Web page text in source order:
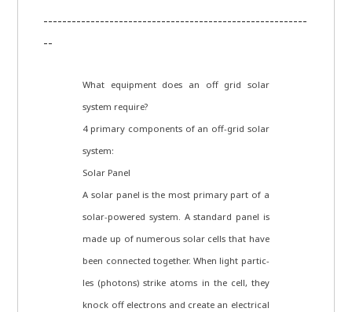
--------------------------------------------------------
--
What equip­ment does an off grid solar
system require?
4 pri­ma­ry com­pon­ents of an off-grid solar
system:
Solar Panel
A solar panel is the most pri­ma­ry part of a
solar-powered system. A stan­dard panel is
made up of num­e­rous solar cells that have
been con­nec­ted tog­e­ther. When light par­tic­
les (pho­tons) strike atoms in the cell, they
knock off elec­trons and crea­te an elec­tri­cal